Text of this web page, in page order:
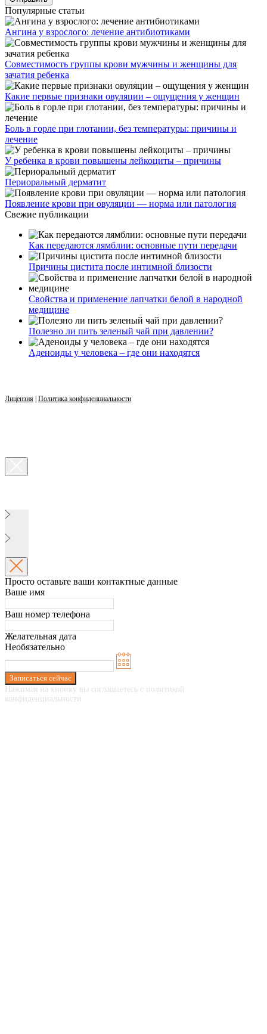
Популярные статьи
Ангина у взрослого: лечение антибиотиками
Совместимость группы крови мужчины и женщины для
зачатия ребенка
Какие первые признаки овуляции – ощущения у женщин
Боль в горле при глотании, без температуры: причины и
лечение
У ребенка в крови повышены лейкоциты – причины
Периоральный дерматит
Появление крови при овуляции — норма или патология
Свежие публикации
Как передаются лямблии: основные пути передачи
Причины цистита после интимной близости
Свойства и применение лапчатки белой в народной
медицине
Полезно ли пить зеленый чай при давлении?
Аденоиды у человека – где они находятся
Лицензия | Политика конфиденциальности
Просто оставьте ваши контактные данные
Ваше имя
Ваш номер телефона
Желательная дата
Необязательно
Записаться сейчас
Нажимая на кнопку вы соглашаетесь с политикой
конфиденциальности